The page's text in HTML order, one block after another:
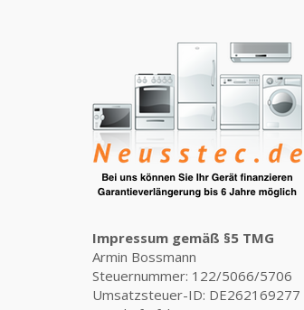
Impressum gemäß §5 TMG
Armin Bossmann
Steuernummer: 122/5066/5706
Umsatzsteuer-ID: DE262169277